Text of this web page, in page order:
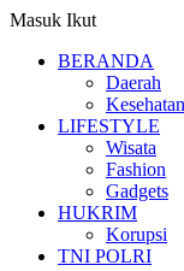
Masuk Ikut
BERANDA
Daerah
Kesehatan
LIFESTYLE
Wisata
Fashion
Gadgets
HUKRIM
Korupsi
TNI POLRI